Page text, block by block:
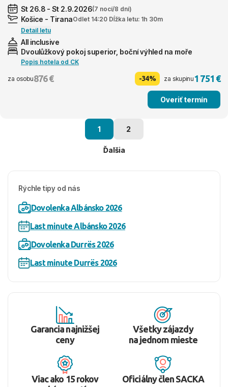
St 26.8 - St 2.9.2026(7 nocí/8 dní)
Košice - TiranaOdlet 14:20 Dĺžka letu: 1h 30m
Detail letu
All inclusive
Dvoulůžkový pokoj superior, boční výhled na moře
Popis hotela od CK
za osobu876 € -34% za skupinu1 751 €
Overiť termín
1 2
Ďalšia
Rýchle tipy od nás
Dovolenka Albánsko 2026
Last minute Albánsko 2026
Dovolenka Durrës 2026
Last minute Durrës 2026
Garancia najnižšej
ceny
Všetky zájazdy
na jednom mieste
Viac ako 15 rokov
Oficiálny člen SACKA